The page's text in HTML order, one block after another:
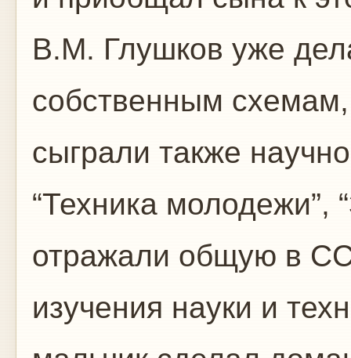
В.М. Глушков уже
собственным
сыграли также
“Техника молодежи”,
отражали общую в
изучения науки и